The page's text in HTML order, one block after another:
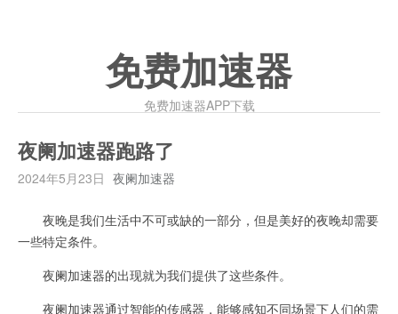
免费加速器
免费加速器APP下载
夜阑加速器跑路了
2024年5月23日 夜阑加速器
夜晚是我们生活中不可或缺的一部分，但是美好的夜晚却需要
一些特定条件。
夜阑加速器的出现就为我们提供了这些条件。
夜阑加速器通过智能的传感器，能够感知不同场景下人们的需